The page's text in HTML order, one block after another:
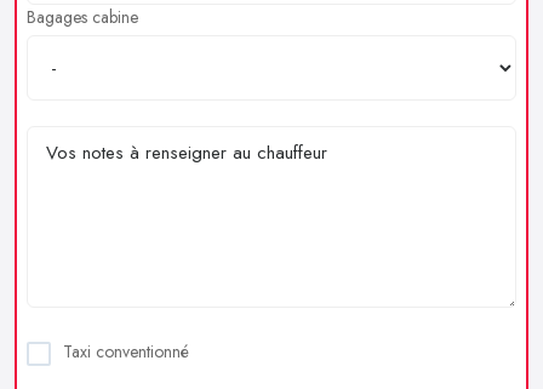
Bagages cabine
Taxi conventionné